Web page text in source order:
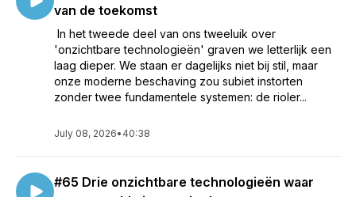
van de toekomst
In het tweede deel van ons tweeluik over
'onzichtbare technologieën' graven we letterlijk een
laag dieper. We staan er dagelijks niet bij stil, maar
onze moderne beschaving zou subiet instorten
zonder twee fundamentele systemen: de rioler...
July 08, 2026• 40:38
#65 Drie onzichtbare technologieën waar